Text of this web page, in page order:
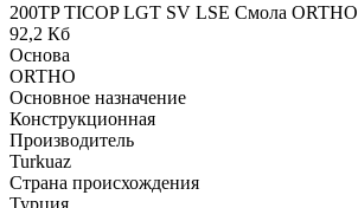
200TP TICOP LGT SV LSE Смола ORTHO
92,2 Кб
Основа
ORTHO
Основное назначение
Конструкционная
Производитель
Turkuaz
Страна происхождения
Турция